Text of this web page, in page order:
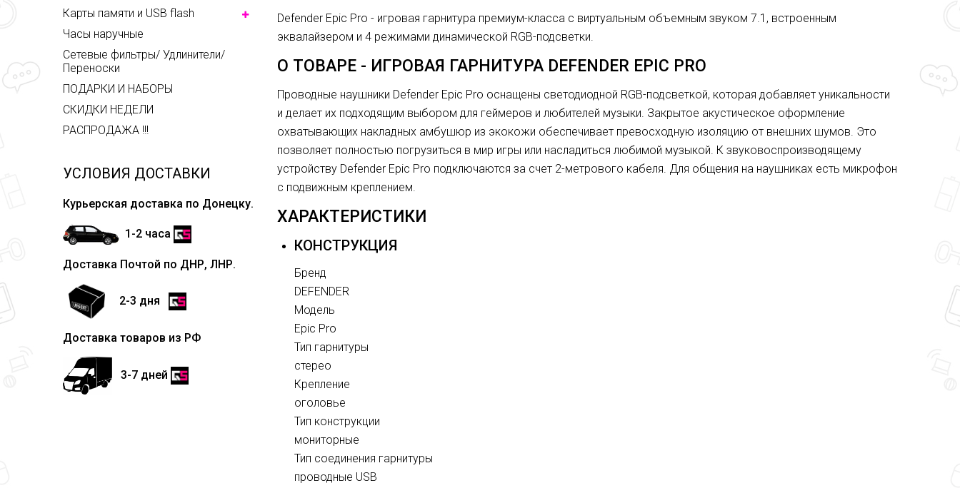
Карты памяти и USB flash
Часы наручные
Сетевые фильтры/ Удлинители/
Переноски
ПОДАРКИ И НАБОРЫ
СКИДКИ НЕДЕЛИ
РАСПРОДАЖА !!!
УСЛОВИЯ ДОСТАВКИ
Курьерская доставка по Донецку.
1-2 часа
Доставка Почтой по ДНР, ЛНР.
2-3 дня
Доставка товаров из РФ
3-7 дней
Defender Epic Pro - игровая гарнитура премиум-класса с виртуальным объемным звуком 7.1, встроенным
эквалайзером и 4 режимами динамической RGB-подсветки.
О ТОВАРЕ - ИГРОВАЯ ГАРНИТУРА DEFENDER EPIC PRO
Проводные наушники Defender Epic Pro оснащены светодиодной RGB-подсветкой, которая добавляет уникальности
и делает их подходящим выбором для геймеров и любителей музыки. Закрытое акустическое оформление
охватывающих накладных амбушюр из экокожи обеспечивает превосходную изоляцию от внешних шумов. Это
позволяет полностью погрузиться в мир игры или насладиться любимой музыкой. К звуковоспроизводящему
устройству Defender Epic Pro подключаются за счет 2-метрового кабеля. Для общения на наушниках есть микрофон
с подвижным креплением.
ХАРАКТЕРИСТИКИ
КОНСТРУКЦИЯ
Бренд
DEFENDER
Модель
Epic Pro
Тип гарнитуры
стерео
Крепление
оголовье
Тип конструкции
мониторные
Тип соединения гарнитуры
проводные USB